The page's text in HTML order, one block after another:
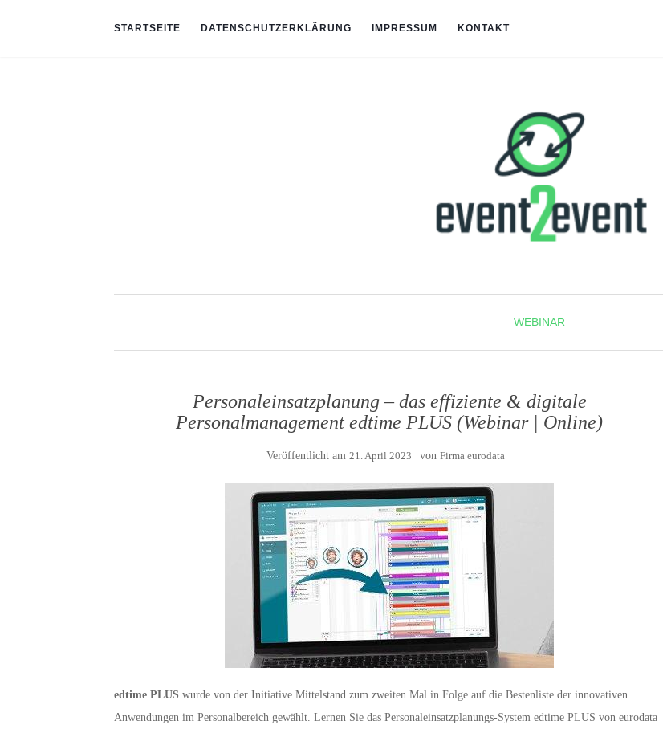
STARTSEITE DATENSCHUTZERKLÄRUNG IMPRESSUM KONTAKT
WEBINAR
Personaleinsatzplanung – das effiziente & digitale
Personalmanagement edtime PLUS (Webinar | Online)
Veröffentlicht am 21. April 2023 von Firma eurodata
edtime PLUS wurde von der Initiative Mittelstand zum zweiten Mal in Folge auf die Bestenliste der innovativen
Anwendungen im Personalbereich gewählt. Lernen Sie das Personaleinsatzplanungs-System edtime PLUS von eurodata